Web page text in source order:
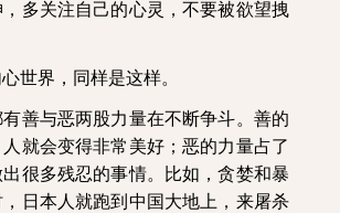
多关注自己的心灵，不要被欲望拽
世界，同样是这样。
善与恶两股力量在不断争斗。善的
就会变得非常美好；恶的力量占了
出很多残忍的事情。比如，贪婪和暴
日本人就跑到中国大地上，来屠杀